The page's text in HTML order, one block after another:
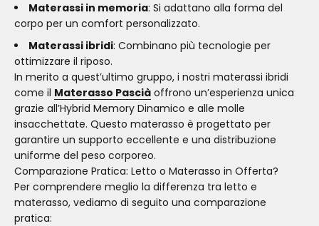
Materassi in memoria: Si adattano alla forma del
corpo per un comfort personalizzato.
Materassi ibridi: Combinano più tecnologie per
ottimizzare il riposo.
In merito a quest’ultimo gruppo, i nostri materassi ibridi
come il Materasso Pascià offrono un’esperienza unica
grazie all’Hybrid Memory Dinamico e alle molle
insacchettate. Questo materasso è progettato per
garantire un supporto eccellente e una distribuzione
uniforme del peso corporeo.
Comparazione Pratica: Letto o Materasso in Offerta?
Per comprendere meglio la differenza tra letto e
materasso, vediamo di seguito una comparazione
pratica: